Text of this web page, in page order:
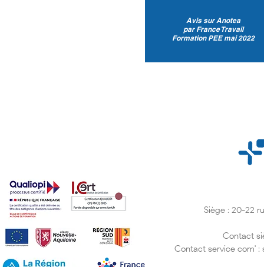
Avis sur Anotea
par France Travail
Formation PEE mai 2022
Siège : 20-22
Contact
Contact service com' :